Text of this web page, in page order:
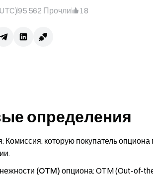
95 562 Прочли 18
определения
: Комиссия, которую покупатель
(OTM) опциона: OTM (Out-of-